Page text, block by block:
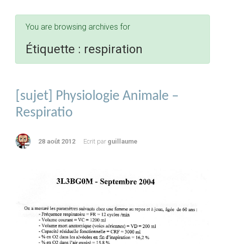
You are browsing archives for
Étiquette : respiration
[sujet] Physiologie Animale –
Respiratio
28 août 2012 Ecrit par guillaume